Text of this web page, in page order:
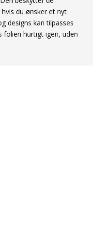
du ønsker et nyt
designs kan tilpasses
hurtigt igen, uden